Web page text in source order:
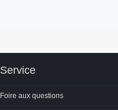
Service
Foire aux questions